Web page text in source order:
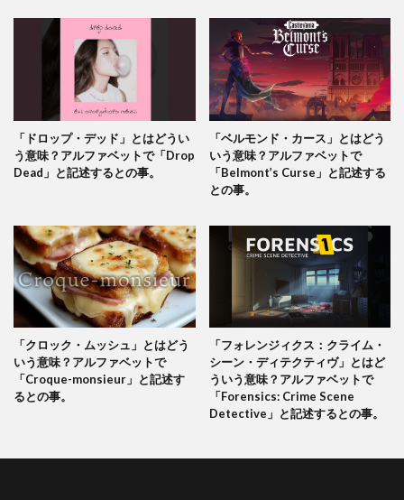
「ドロップ・デッド」とはどうい
う意味？アルファベットで「Drop
Dead」と記述するとの事。
「ベルモンド・カース」とはどう
いう意味？アルファベットで
「Belmont’s Curse」と記述する
との事。
「クロック・ムッシュ」とはどう
いう意味？アルファベットで
「Croque-monsieur」と記述す
るとの事。
「フォレンジィクス：クライム・
シーン・ディテクティヴ」とはど
ういう意味？アルファベットで
「Forensics: Crime Scene
Detective」と記述するとの事。